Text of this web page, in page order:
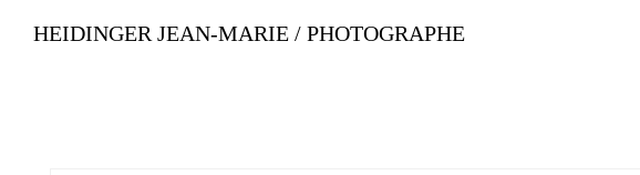
HEIDINGER JEAN-MARIE / PHOTOGRAPHE